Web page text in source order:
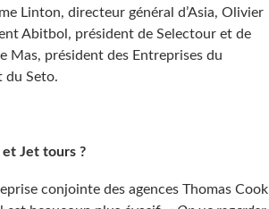
Linton, directeur général d’Asia, Olivier
Abitbol, président de Selectour et de
Mas, président des Entreprises du
du Seto.
Jet tours ?
conjointe des agences Thomas Cook